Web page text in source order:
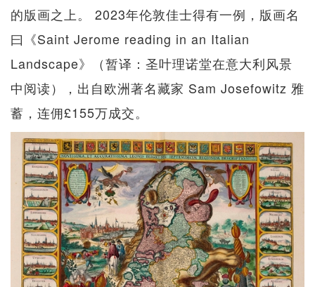
的版画之上。 2023年伦敦佳士得有一例，版画名
曰《Saint Jerome reading in an Italian
Landscape》（暂译：圣叶理诺堂在意大利风景
中阅读），出自欧洲著名藏家 Sam Josefowitz 雅
蓄，连佣£155万成交。